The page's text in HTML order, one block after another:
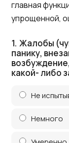
главная
упрощенной,
1. Жалобы
панику,
какой- либо
Не
Немного